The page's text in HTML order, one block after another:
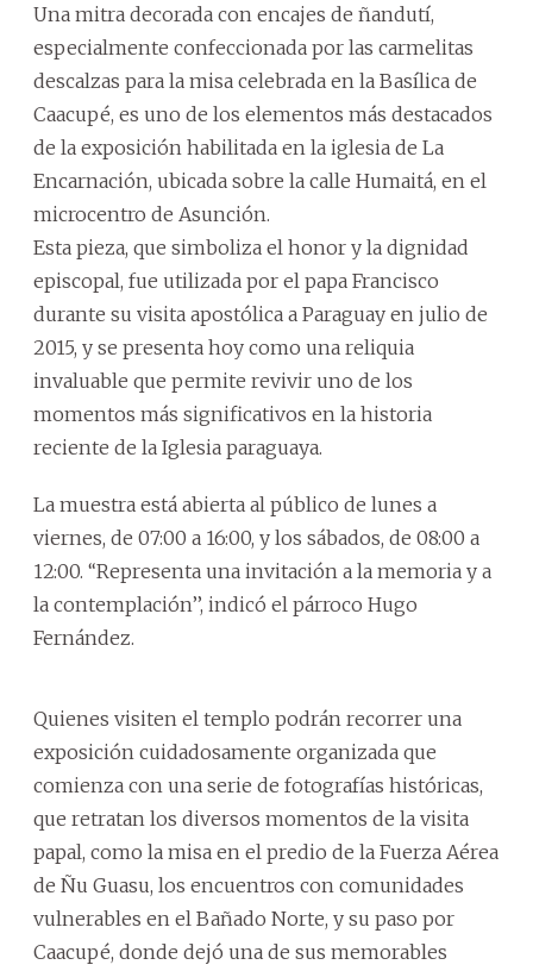
Una mitra decorada con encajes de ñandutí,
especialmente confeccionada por las carmelitas
descalzas para la misa celebrada en la Basílica de
Caacupé, es uno de los elementos más destacados
de la exposición habilitada en la iglesia de La
Encarnación, ubicada sobre la calle Humaitá, en el
microcentro de Asunción.
Esta pieza, que simboliza el honor y la dignidad
episcopal, fue utilizada por el papa Francisco
durante su visita apostólica a Paraguay en julio de
2015, y se presenta hoy como una reliquia
invaluable que permite revivir uno de los
momentos más significativos en la historia
reciente de la Iglesia paraguaya.
La muestra está abierta al público de lunes a
viernes, de 07:00 a 16:00, y los sábados, de 08:00 a
12:00. ‘‘Representa una invitación a la memoria y a
la contemplación’’, indicó el párroco Hugo
Fernández.
Quienes visiten el templo podrán recorrer una
exposición cuidadosamente organizada que
comienza con una serie de fotografías históricas,
que retratan los diversos momentos de la visita
papal, como la misa en el predio de la Fuerza Aérea
de Ñu Guasu, los encuentros con comunidades
vulnerables en el Bañado Norte, y su paso por
Caacupé, donde dejó una de sus memorables